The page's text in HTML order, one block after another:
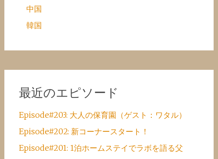
中国
韓国
最近のエピソード
Episode#203: 大人の保育園（ゲスト：ワタル）
Episode#202: 新コーナースタート！
Episode#201: 1泊ホームステイでラボを語る父